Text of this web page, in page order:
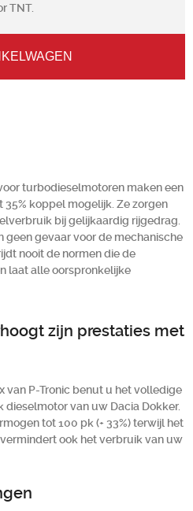
TNT.
turbodieselmotoren maken een
koppel mogelijk. Ze zorgen
bij gelijkaardig rijgedrag.
geen gevaar voor de mechanische
nooit de normen die de
laat alle oorspronkelijke
zijn prestaties met
van P-Tronic benut u het volledige
dieselmotor van uw Dacia Dokker.
tot 100 pk (+ 33%) terwijl het
ook het verbruik van uw